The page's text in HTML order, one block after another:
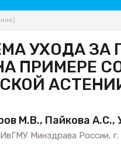
УХОДА ЗА
ПРИМЕРЕ
М.В., Пайкова А.С.,
Минздрава России, г.